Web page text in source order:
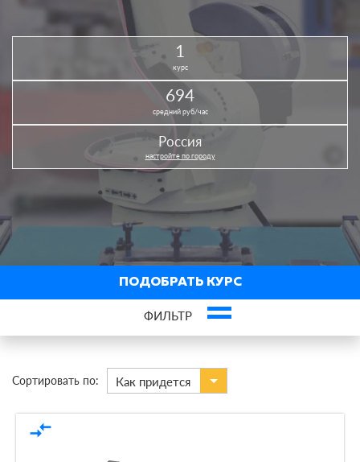
1
курс
694
средний руб/час
Россия
настройте по городу
Сортировать по: Как придется
compare_arrows
ПОДОБРАТЬ КУРС
ФИЛЬТР
В городах
По виду